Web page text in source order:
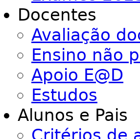
Docentes
Avaliação
Ensino não
Apoio E@D
Estudos
Alunos e Pais
Critérios de